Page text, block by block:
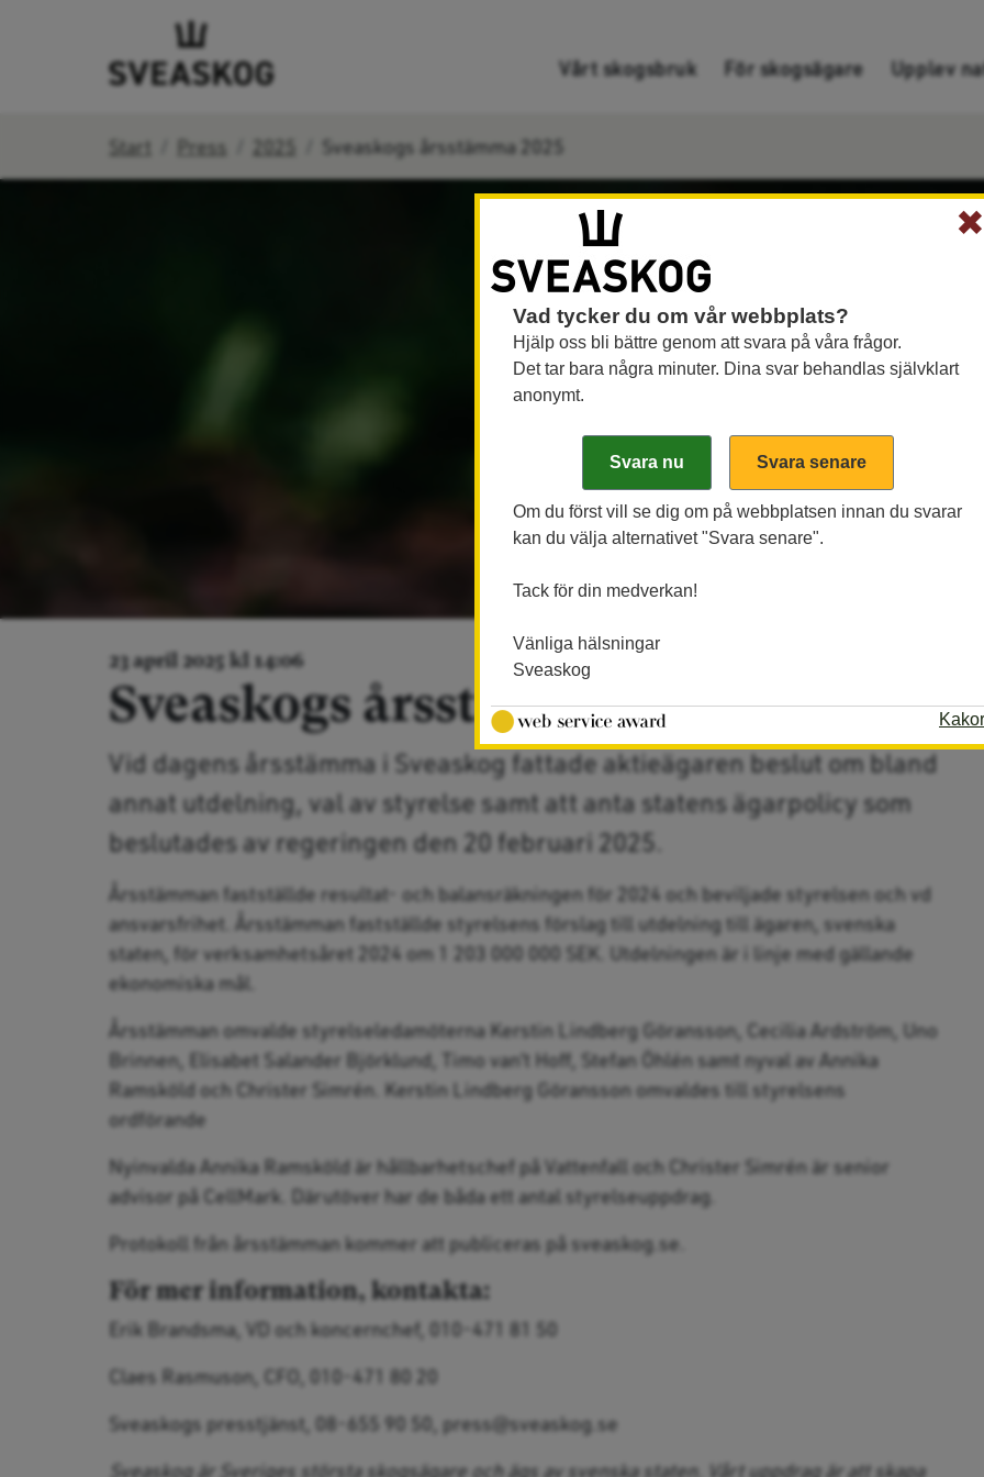
Vårt skogsbruk För skogsägare Upplev
Start Press 2025 Sveaskogs årsstämma 2025
23 april 2025 kl 14:06
Sveaskogs årsstämma 2025
Vid dagens årsstämma i Sveaskog fattade aktieägaren beslut om bland
annat utdelning, val av styrelse samt att anta statens ägarpolicy som
beslutades av regeringen den 20 februari 2025.
Årsstämman fastställde resultat- och balansräkningen för 2024 och beviljade styrelsen och vd
ansvarsfrihet. Årsstämman fastställde styrelsens förslag till utdelning till ägaren, svenska
staten, för verksamhetsåret 2024 om 1 203 000 000 SEK. Utdelningen är i linje med gällande
ekonomiska mål.
Årsstämman omvalde styrelseledamöterna Kerstin Lindberg Göransson, Cecilia Ardström, Uno
Brinnen, Elisabet Salander Björklund, Timo van’t Hoff, Stefan Öhlén samt nyval av Annika
Ramsköld och Christer Simrén. Kerstin Lindberg Göransson omvaldes till styrelsens
ordförande
Nyinvalda Annika Ramsköld är hållbarhetschef på Vattenfall och Christer Simrén är senior
advisor på CellMark. Därutöver har de båda ett antal styrelseuppdrag.
Protokoll från årsstämman kommer att publiceras på sveaskog.se.
För mer information, kontakta:
Erik Brandsma, VD och koncernchef, 010-471 81 50
Claes Rasmuson, CFO, 010-471 80 20
Sveaskogs presstjänst, 08-655 90 50, press@sveaskog.se
Sveaskog är Sveriges största skogsägare och ägs av svenska staten. Vårt uppdrag är att skapa
✖
Vad tycker du om vår webbplats?
Hjälp oss bli bättre genom att svara på våra frågor.
Det tar bara några minuter. Dina svar behandlas självklart
anonymt.
Om du först vill se dig om på webbplatsen innan du svarar
kan du välja alternativet "Svara senare".
Tack för din medverkan!
Vänliga hälsningar
Sveaskog
Kakor